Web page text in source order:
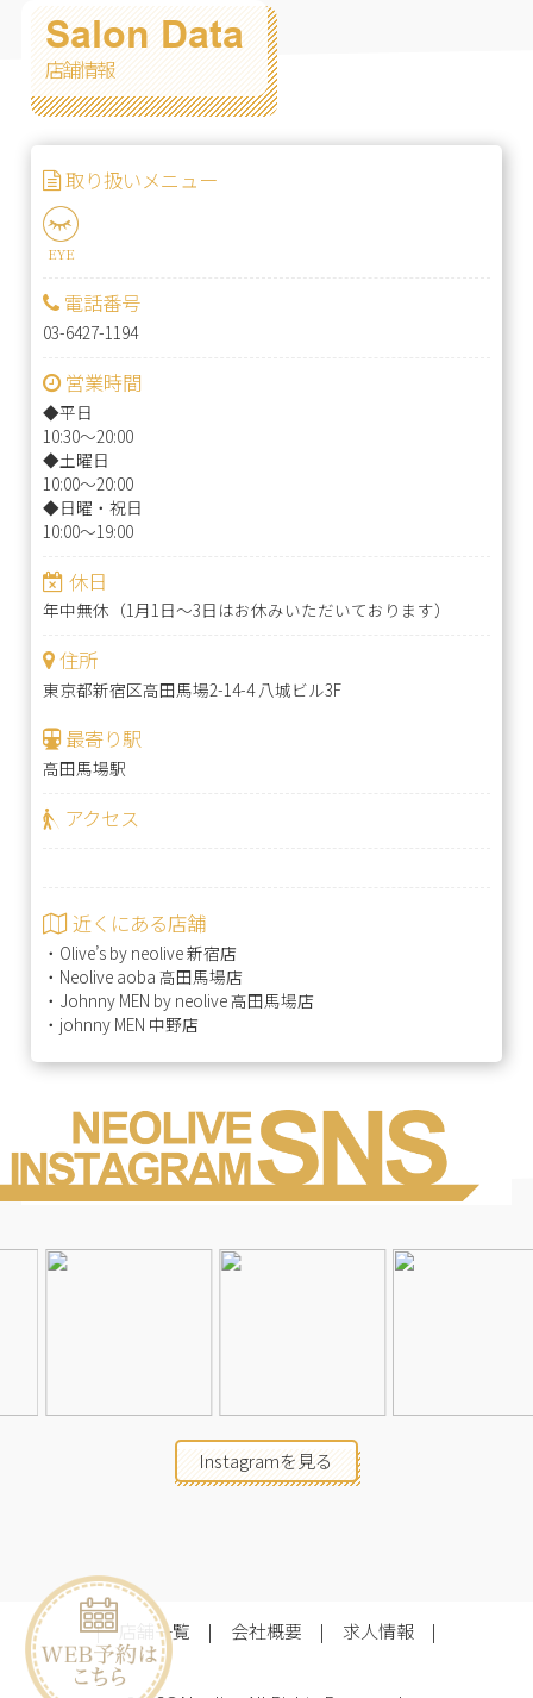
Salon Data
店舗情報
取り扱いメニュー
EYE
電話番号
03-6427-1194
営業時間
◆平日
10:30～20:00
◆土曜日
10:00～20:00
◆日曜・祝日
10:00～19:00
休日
年中無休（1月1日～3日はお休みいただいております）
住所
東京都新宿区高田馬場2-14-4 八城ビル3F
最寄り駅
高田馬場駅
アクセス
近くにある店舗
・ Olive’s by neolive 新宿店
・ Neolive aoba 高田馬場店
・ Johnny MEN by neolive 高田馬場店
・ johnny MEN 中野店
Instagramを見る
店舗一覧 会社概要 求人情報